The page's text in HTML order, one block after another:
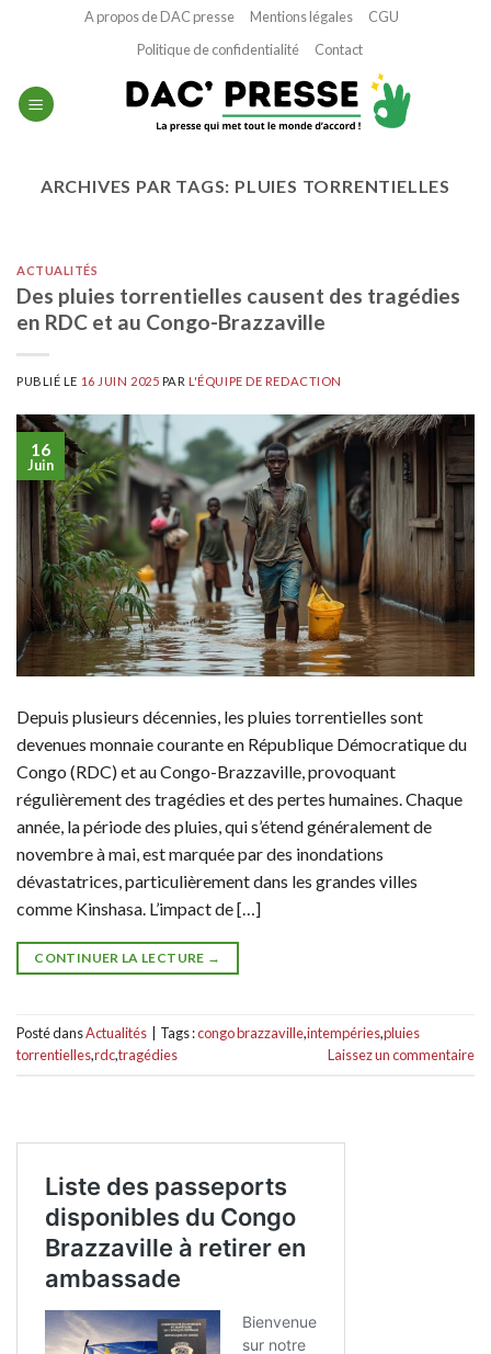
A propos de DAC presse Mentions légales
CGU
Politique de confidentialité
Contact
ARCHIVES PAR TAGS: PLUIES TORRENTIELLES
ACTUALITÉS
Des pluies torrentielles causent des tragédies
en RDC et au Congo-Brazzaville
PUBLIÉ LE 16 JUIN 2025 PARL'ÉQUIPE DE REDACTION
16
Juin
Depuis plusieurs décennies, les pluies torrentielles sont
devenues monnaie courante en République Démocratique du
Congo (RDC) et au Congo-Brazzaville, provoquant
régulièrement des tragédies et des pertes humaines. Chaque
année, la période des pluies, qui s’étend généralement de
novembre à mai, est marquée par des inondations
dévastatrices, particulièrement dans les grandes villes
comme Kinshasa. L’impact de […]
CONTINUER LA LECTURE →
Posté dansActualités Tags :congo brazzaville,intempéries,pluies
torrentielles,rdc,tragédies Laissez un commentaire